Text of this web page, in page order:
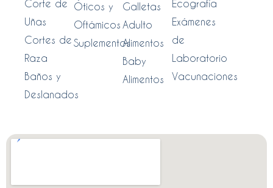
Corte de
Uñas
Cortes de
Raza
Baños y
Deslanados
Óticos y
Oftámicos
Suplementos
Galletas
Adulto
Alimentos
Baby
Alimentos
Ecografía
Exámenes
de
Laboratorio
Vacunaciones